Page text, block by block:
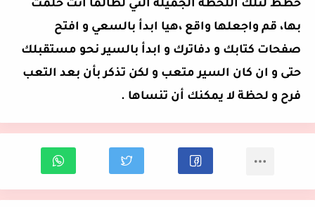
خطط لتلك اللحظة الجميلة التي لطالما أنت حلمت
بها، قم واجعلها واقع ،هيا ابدأ بالسعي و افتح
صفحات كتابك و دفاترك و ابدأ بالسير نحو مستقبلك
حتى و ان كان السير متعب و لكن تذكر بأن بعد التعب
فرح و لحظة لا يمكنك أن تنساها .